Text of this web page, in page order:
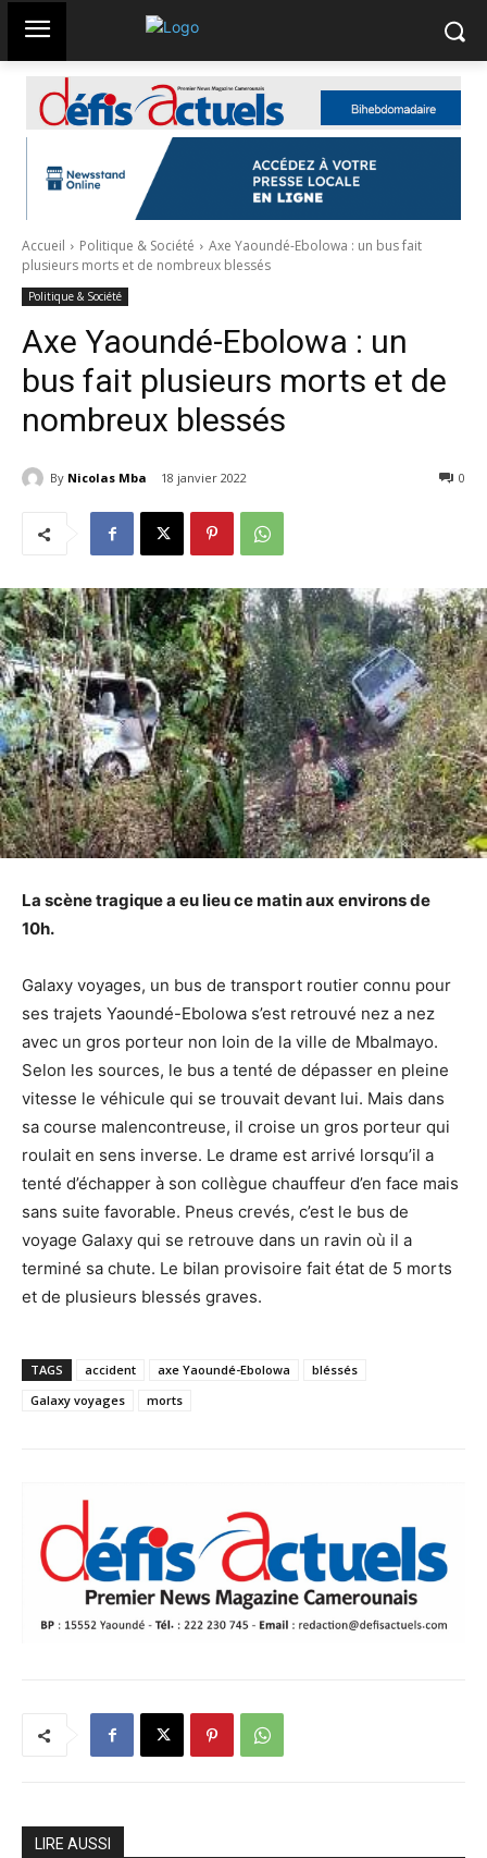
Accueil Politique & Société
Axe Yaoundé-Ebolowa : un bus fait
plusieurs morts et de nombreux blessés
Politique & Société
Axe Yaoundé-Ebolowa : un
bus fait plusieurs morts et de
nombreux blessés
By Nicolas Mba 18 janvier 2022 0
La scène tragique a eu lieu ce matin aux environs de
10h.
Galaxy voyages, un bus de transport routier connu pour
ses trajets Yaoundé-Ebolowa s’est retrouvé nez a nez
avec un gros porteur non loin de la ville de Mbalmayo.
Selon les sources, le bus a tenté de dépasser en pleine
vitesse le véhicule qui se trouvait devant lui. Mais dans
sa course malencontreuse, il croise un gros porteur qui
roulait en sens inverse. Le drame est arrivé lorsqu’il a
tenté d’échapper à son collègue chauffeur d’en face mais
sans suite favorable. Pneus crevés, c’est le bus de
voyage Galaxy qui se retrouve dans un ravin où il a
terminé sa chute. Le bilan provisoire fait état de 5 morts
et de plusieurs blessés graves.
TAGS accident axe Yaoundé-Ebolowa
bléssés
Galaxy voyages
morts
LIRE AUSSI